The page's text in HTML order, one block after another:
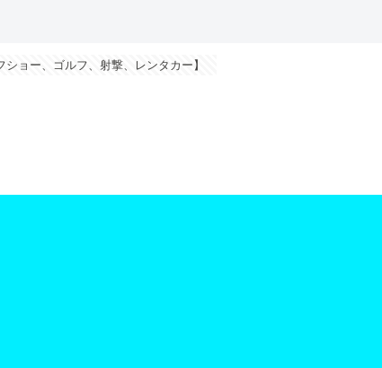
ョー、ゴルフ、射撃、レンタカー】